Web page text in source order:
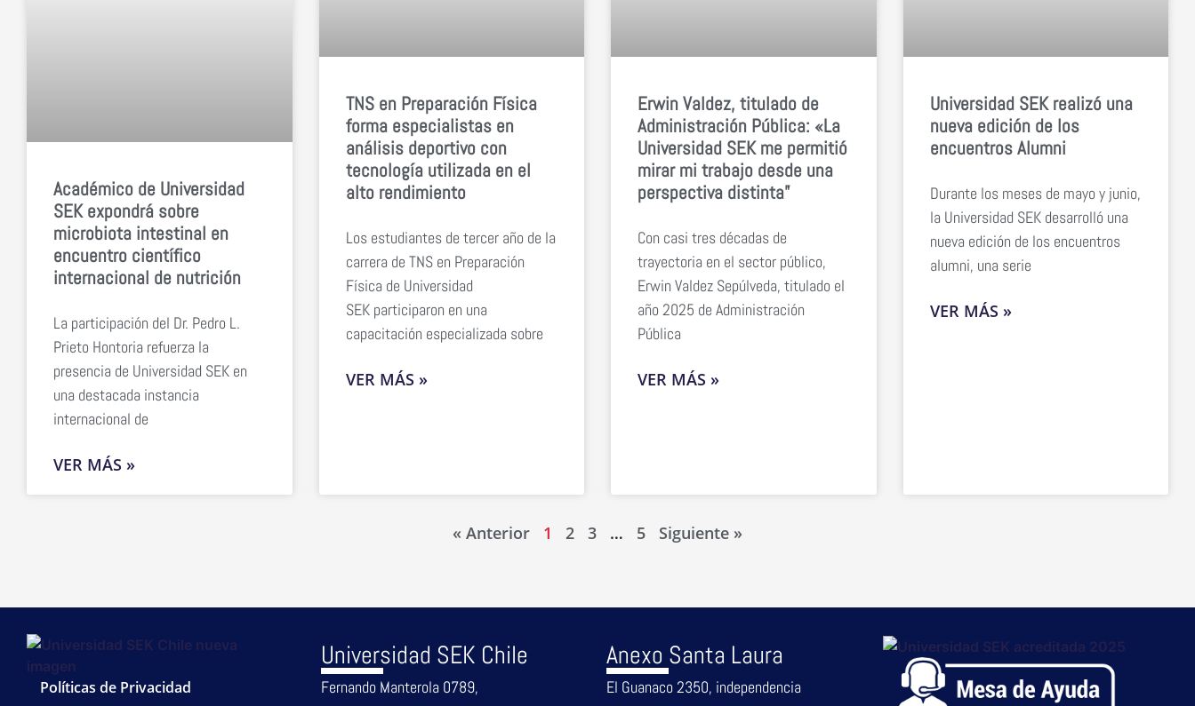
Académico de Universidad
SEK expondrá sobre
microbiota intestinal en
encuentro científico
internacional de nutrición
La participación del Dr. Pedro L.
Prieto Hontoria refuerza la
presencia de Universidad SEK en
una destacada instancia
internacional de
VER MÁS »
TNS en Preparación Física
forma especialistas en
análisis deportivo con
tecnología utilizada en el
alto rendimiento
Los estudiantes de tercer año de la
carrera de TNS en Preparación
Física de Universidad
SEK participaron en una
capacitación especializada sobre
VER MÁS »
Erwin Valdez, titulado de
Administración Pública: «La
Universidad SEK me permitió
mirar mi trabajo desde una
perspectiva distinta”
Con casi tres décadas de
trayectoria en el sector público,
Erwin Valdez Sepúlveda, titulado el
año 2025 de Administración
Pública
VER MÁS »
Universidad SEK realizó una
nueva edición de los
encuentros Alumni
Durante los meses de mayo y junio,
la Universidad SEK desarrolló una
nueva edición de los encuentros
alumni, una serie
VER MÁS »
« Anterior 1 2 3 … 5 Siguiente »
Políticas de Privacidad
Universidad SEK Chile
Fernando Manterola 0789,
Anexo Santa Laura
El Guanaco 2350, independencia